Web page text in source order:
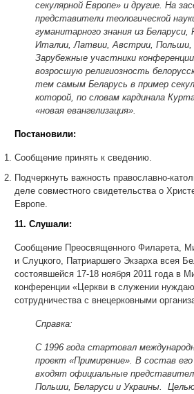
секулярной Европе» и другие. На
представители теологической
гуманитарного знания из Беларуси,
Италии, Латвии, Австрии, Польши,
Зарубежные участники
возросшую религиозность
тем самым Беларусь в пример
которой, по словам кардинала
«новая евангелизация».
Постановили:
Сообщение принять к сведению.
Подчеркнуть важность православно-
деле совместного свидетельства о
Европе.
11. Слушали:
Сообщение Преосвященного Филарета,
и Слуцкого, Патриаршего Экзарха всея
состоявшейся 17-18 ноября 2011 года в
конференции «Церкви в служении
сотрудничества с внецерковными
Справка:
С 1996 года стартовал
проект «Примирение». В состав его
входят официальные
Польши, Беларуси и Украины.